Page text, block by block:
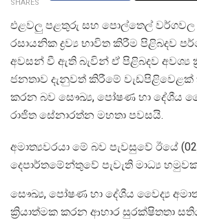
SHARES
එළවලු පළතුරු සහ පොල්තෙල් වර්ගවල
රසායනික ද්‍රව්‍ය භාවිත කිරීම පිළිබදව
අවසන් වී ඇති බැවින් ඒ පිළිබදව අවශ්‍ය
ජනතාව දැනුවත් කිරීමේ
කරන බව සෞඛ්‍ය, පෝෂණ හා දේශීය
රාජිත සේනාරත්න මහතා පවසයි.
අමාත්‍යවරයා මේ බව පැවසුවේ ඊයේ
දෙපාර්තමේන්තුවේ පැවැති මාධ්‍ය
සෞඛ්‍ය, පෝෂණ හා දේශීය වෛද්‍ය
ක්‍රියාත්මක කරන ආහාර සුරක්ෂිතතා